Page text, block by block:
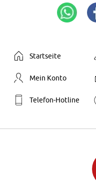
Startseite
Mein Konto
Telefon-Hotline